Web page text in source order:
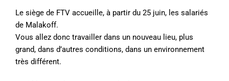
Le siège de FTV accueille, à partir du 25 juin, les salariés
de Malakoff.
Vous allez donc travailler dans un nouveau lieu, plus
grand, dans d’autres conditions, dans un environnement
très différent.